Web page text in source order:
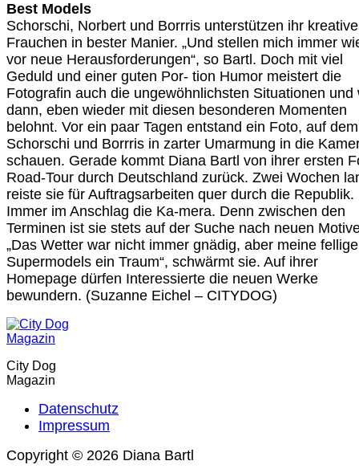
Best Models
Schorschi, Norbert und Borrris unterstützen ihr
Frauchen in bester Manier. „Und stellen mich immer
vor neue Herausforderungen“, so Bartl. Doch mit viel
Geduld und einer guten Por- tion Humor meistert die
Fotografin auch die ungewöhnlichsten Situationen und
dann, eben wieder mit diesen besonderen Momenten
belohnt. Vor ein paar Tagen entstand ein Foto, auf dem
Schorschi und Borrris in zarter Umarmung in die
schauen. Gerade kommt Diana Bartl von ihrer ersten
Road-Tour durch Deutschland zurück. Zwei Wochen
reiste sie für Auftragsarbeiten quer durch die Republik.
Immer im Anschlag die Ka-mera. Denn zwischen den
Terminen ist sie stets auf der Suche nach neuen
„Das Wetter war nicht immer gnädig, aber meine
Supermodels ein Traum“, schwärmt sie. Auf ihrer
Homepage dürfen Interessierte die neuen Werke
bewundern. (Suzanne Eichel – CITYDOG)
City Dog
Magazin
Datenschutz
Impressum
Copyright © 2026 Diana Bartl